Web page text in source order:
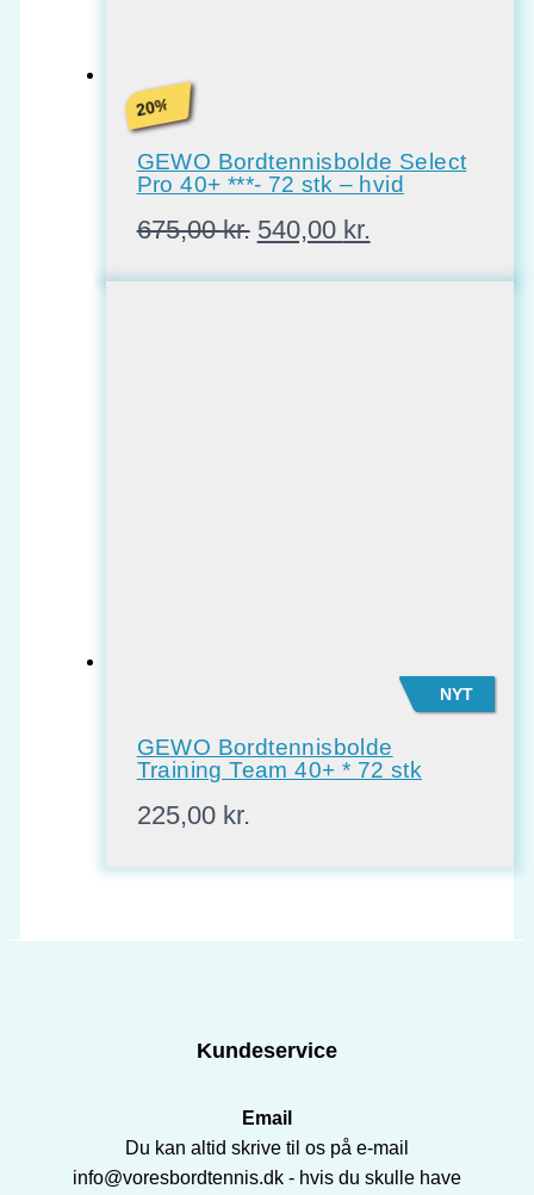
20%
GEWO Bordtennisbolde Select
Pro 40+ ***- 72 stk – hvid
675,00kr. Den
pris
540,00 kr.
pris
NYT
GEWO Bordtennisbolde
Training Team 40+ * 72 stk
225,00 kr.
Kundeservice
Email
Du kan altid skrive til os på e-mail
info@voresbordtennis.dk - hvis du skulle have